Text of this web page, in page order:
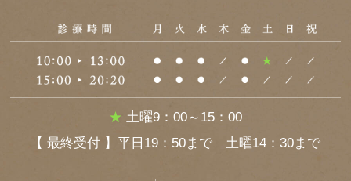
★ 土曜9：00～15：00
【 最終受付 】平日19：50まで 土曜14：30まで